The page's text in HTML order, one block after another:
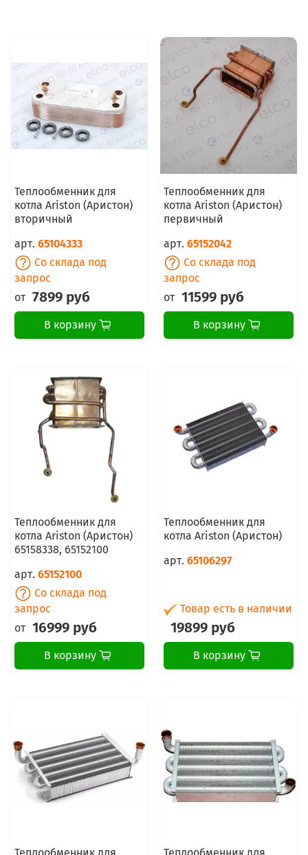
Теплообменник для
котла Ariston (Аристон)
вторичный
арт. 65104333
Со склада под
запрос
от 7899 руб
В корзину
Теплообменник для
котла Ariston (Аристон)
первичный
арт. 65152042
Со склада под
запрос
от 11599 руб
В корзину
Теплообменник для
котла Ariston (Аристон)
65158338, 65152100
арт. 65152100
Со склада под
запрос
от 16999 руб
В корзину
Теплообменник для
котла Ariston (Аристон)
арт. 65106297
Товар есть в наличии
19899 руб
В корзину